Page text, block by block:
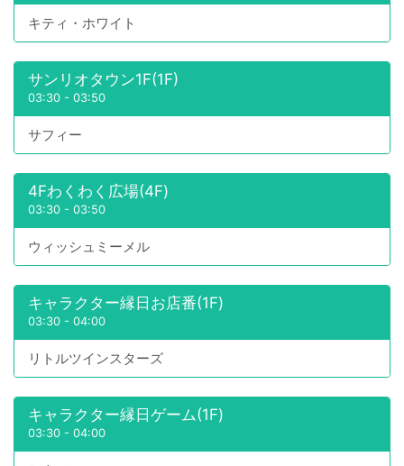
キティ・ホワイト
サンリオタウン1F(1F)
03:30 - 03:50
サフィー
4Fわくわく広場(4F)
03:30 - 03:50
ウィッシュミーメル
キャラクター縁日お店番(1F)
03:30 - 04:00
リトルツインスターズ
キャラクター縁日ゲーム(1F)
03:30 - 04:00